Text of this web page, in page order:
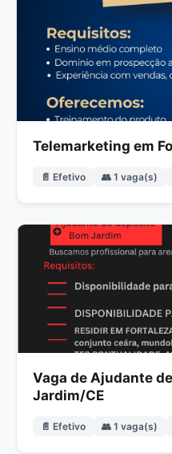
Telemarketing em
📄 Efetivo 👥 1 vaga(s)
Vaga de Ajudante
Jardim/CE
📄 Efetivo 👥 1 vaga(s)